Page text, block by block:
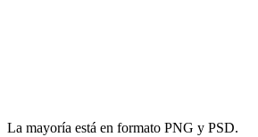
La mayoría está en formato PNG y PSD.